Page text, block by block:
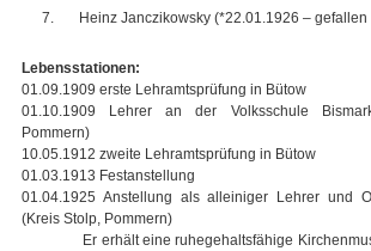
Heinz Janczikowsky (*22.01.1926 –
Lebensstationen:
01.09.1909 erste Lehramtsprüfung in Bütow
01.10.1909 Lehrer an der Volksschule
Pommern)
10.05.1912 zweite Lehramtsprüfung in Bütow
01.03.1913 Festanstellung
01.04.1925 Anstellung als alleiniger Lehrer und
(Kreis Stolp, Pommern)
Er erhält eine ruhegehaltsfähige